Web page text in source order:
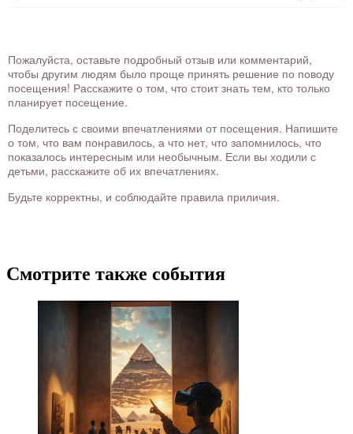
Пожалуйста, оставьте подробный отзыв или комментарий,
чтобы другим людям было проще принять решение по поводу
посещения! Расскажите о том, что стоит знать тем, кто только
планирует посещение.
Поделитесь с своими впечатлениями от посещения. Напишите
о том, что вам понравилось, а что нет, что запомнилось, что
показалось интересным или необычным. Если вы ходили с
детьми, расскажите об их впечатлениях.
Будьте корректны, и соблюдайте правила приличия.
Смотрите также события